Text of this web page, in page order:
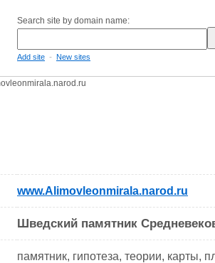
Search site by domain name:
Add site - New sites
www.Alimovleonmirala.narod.ru
Шведский памятник
памятник, гипотеза, теории, карты,